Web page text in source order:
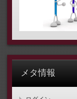
メタ情報